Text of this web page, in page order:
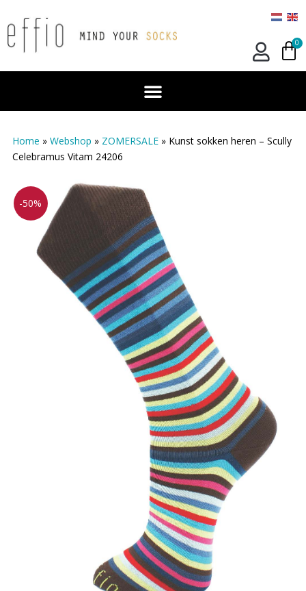
0
Home » Webshop » ZOMERSALE » Kunst sokken heren – Scully
Celebramus Vitam 24206
-50%